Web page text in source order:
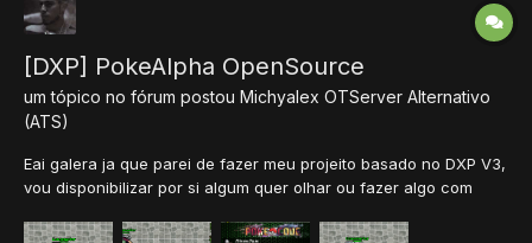
[DXP] PokeAlpha OpenSource
um tópico no fórum postou Michyalex OTServer Alternativo
(ATS)
Eai galera ja que parei de fazer meu projeito basado no DXP V3,
vou disponibilizar por si algum quer olhar ou fazer algo com
o igual ao PXG, vou destacar que sou spanhol e sim alguma